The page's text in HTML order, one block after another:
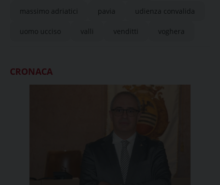
massimo adriatici pavia udienza convalida
uomo ucciso valli venditti voghera
CRONACA